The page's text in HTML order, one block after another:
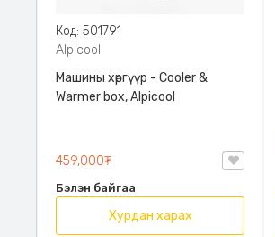
Код: 501791
Alpicool
Машины хөргүүр - Cooler &
Warmer box, Alpicool
459,000₮
Бэлэн байгаа
Хурдан харах